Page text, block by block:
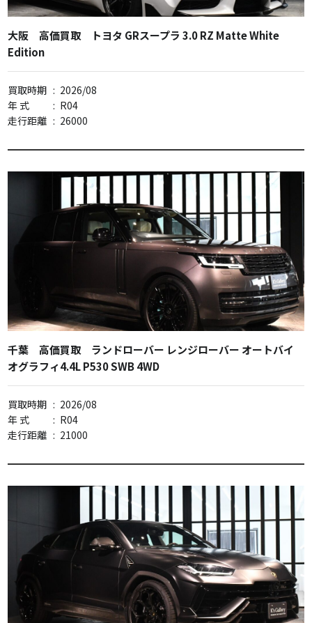
大阪 高価買取 トヨタ GRスープラ 3.0 RZ Matte White
Edition
買取時期 : 2026/08
年 式
: R04
走行距離 : 26000
千葉 高価買取 ランドローバー レンジローバー オートバイ
オグラフィ4.4L P530 SWB 4WD
買取時期 : 2026/08
年 式
: R04
走行距離 : 21000